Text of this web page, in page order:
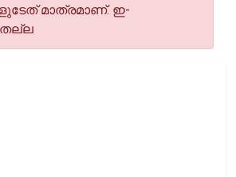
മാത്രമാണ്. ഇ-